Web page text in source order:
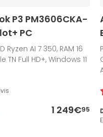
P3 PM3606CKA-
PC
Ryzen AI 7 350, RAM 16
TN Full HD+, Windows 11
1 249€95